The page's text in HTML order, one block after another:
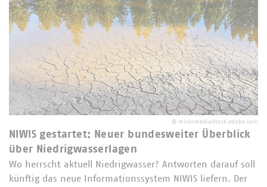
© mirkomedia/stock.adobe.com
NIWIS gestartet: Neuer bundesweiter Überblick
über Niedrigwasserlagen
Wo herrscht aktuell Niedrigwasser? Antworten darauf soll
künftig das neue Informationssystem NIWIS liefern. Der